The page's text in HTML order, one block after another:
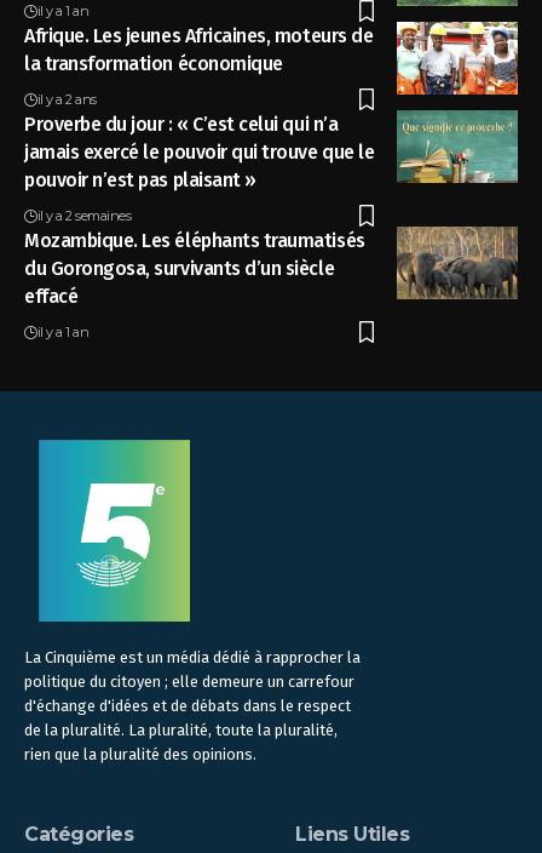
il y a 1 an
Afrique. Les jeunes Africaines, moteurs de
la transformation économique
il y a 2 ans
Proverbe du jour : « C’est celui qui n’a
jamais exercé le pouvoir qui trouve que le
pouvoir n’est pas plaisant »
il y a 2 semaines
Mozambique. Les éléphants traumatisés
du Gorongosa, survivants d’un siècle
effacé
il y a 1 an
La Cinquième est un média dédié à rapprocher la
politique du citoyen ; elle demeure un carrefour
d'échange d'idées et de débats dans le respect
de la pluralité. La pluralité, toute la pluralité,
rien que la pluralité des opinions.
Catégories Liens Utiles